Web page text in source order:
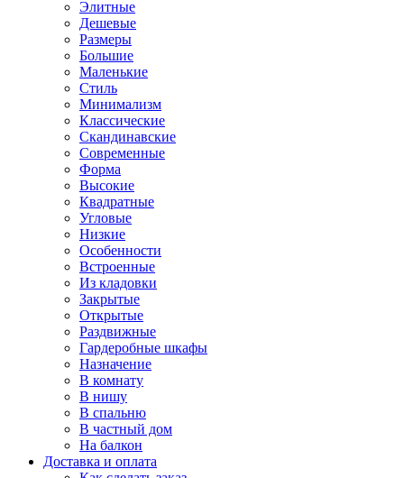
Элитные
Дешевые
Размеры
Большие
Маленькие
Стиль
Минимализм
Классические
Скандинавские
Современные
Форма
Высокие
Квадратные
Угловые
Низкие
Особенности
Встроенные
Из кладовки
Закрытые
Открытые
Раздвижные
Гардеробные шкафы
Назначение
В комнату
В нишу
В спальню
В частный дом
На балкон
Доставка и оплата